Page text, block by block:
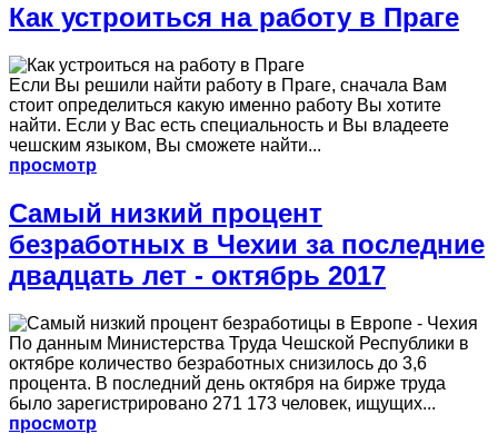
Как устроиться на работу в Праге
Если Вы решили найти работу в Праге, сначала Вам
стоит определиться какую именно работу Вы хотите
найти. Если у Вас есть специальность и Вы владеете
чешским языком, Вы сможете найти...
просмотр
Самый низкий процент
безработных в Чехии за последние
двадцать лет - октябрь 2017
По данным Министерства Труда Чешской Республики в
октябре количество безработных снизилось до 3,6
процента. В последний день октября на бирже труда
было зарегистрировано 271 173 человек, ищущих...
просмотр